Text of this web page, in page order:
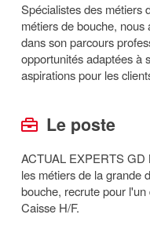
Spécialistes des métiers
métiers de bouche,
dans son parcours
opportunités adaptées à
aspirations pour les
Le poste
ACTUAL EXPERTS GD
les métiers de la grande
bouche, recrute pour
Caisse H/F.